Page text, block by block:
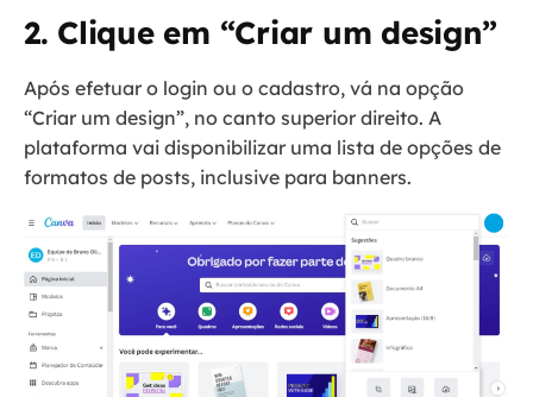
2. Clique em “Criar um design”
Após efetuar o login ou o cadastro, vá na opção
“Criar um design”, no canto superior direito. A
plataforma vai disponibilizar uma lista de opções de
formatos de posts, inclusive para banners.